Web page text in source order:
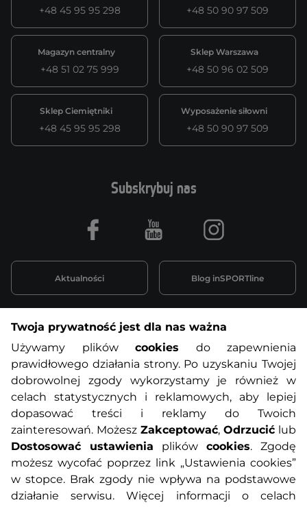
+48 45 95 95 298 +48 50 90 97 509
Magazyn centralny
+48 51 02 75 999
Sklep Warszawa
+48 50 96 02 509
Sklep Ciemiętniki
+48 45 95 95 298
Wyposażenie siłowni
+48 50 90 97 509
Informacje o zakupach
O nas Regulamin sklepu
Polityka prywatności Koszty przesyłek
Metody płatności Program lojalnościowy
Usługi dodatkowe Reklamacje i serwis
Subskrybuj nas
Aktualności Blog inSPORTline
Facebook Youtube Instagram
Twoja prywatność jest dla nas ważna
Używamy plików cookies do zapewnienia
prawidłowego działania strony. Po uzyskaniu Twojej
dobrowolnej zgody wykorzystamy je również w
celach statystycznych i reklamowych, aby lepiej
dopasować treści i reklamy do Twoich
zainteresowań. Możesz Zakceptować, Odrzucić lub
Dostosować ustawienia plików cookies. Zgodę
możesz wycofać poprzez link „Ustawienia cookies”
w stopce. Brak zgody nie wpływa na podstawowe
działanie serwisu. Więcej informacji o celach